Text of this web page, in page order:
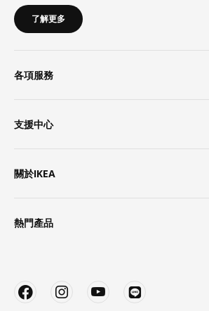
了解更多
各項服務
支援中心
關於IKEA
熱門產品